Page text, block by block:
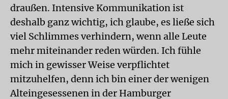
draußen. Intensive Kommunikation ist
deshalb ganz wichtig, ich glaube, es ließe sich
viel Schlimmes verhindern, wenn alle Leute
mehr miteinander reden würden. Ich fühle
mich in gewisser Weise verpflichtet
mitzuhelfen, denn ich bin einer der wenigen
Alteingesessenen in der Hamburger